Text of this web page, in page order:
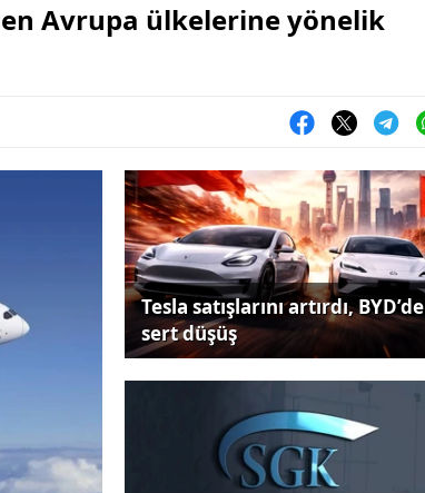
Avrupa ülkelerine yönelik
Tesla satışlarını artırdı, BYD’de
sert düşüş